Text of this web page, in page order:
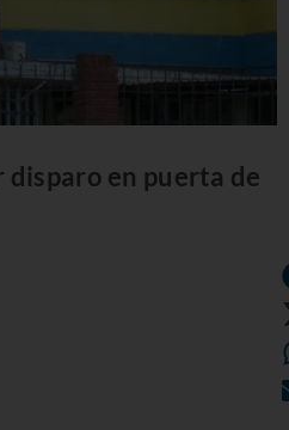
en puerta de